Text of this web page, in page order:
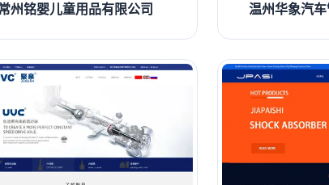
州铭婴儿童用品有限公司 温州华象汽